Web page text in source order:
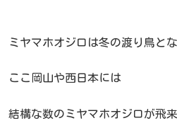
ミヤマホオジロは冬の渡り鳥と
ここ岡山や西日本には
結構な数のミヤマホオジロが飛